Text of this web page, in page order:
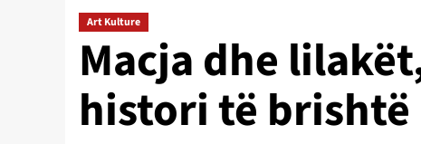
Art Kulture
Macja dhe
histori të brishtë